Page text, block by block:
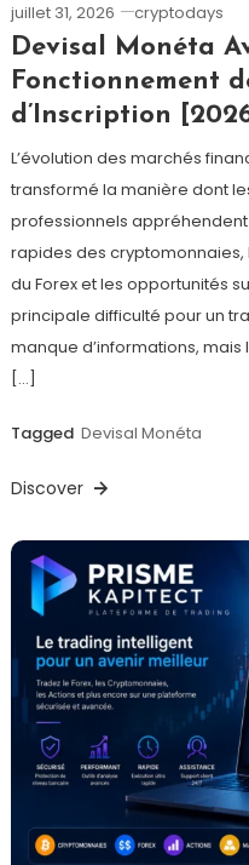
juillet 31, 2026 cryptodays
Devisal Monéta
Fonctionnement
d’Inscription
L’évolution des marchés
transformé la manière dont
professionnels appréhendent
rapides des
du Forex et les opportunités
principale difficulté pour un
manque d’informations,
[…]
Tagged Devisal Monéta
Discover